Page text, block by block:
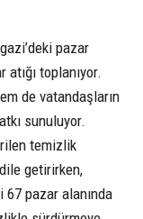
pazar
toplanıyor.
de vatandaşların
sunuluyor.
temizlik
getirirken,
pazar alanında